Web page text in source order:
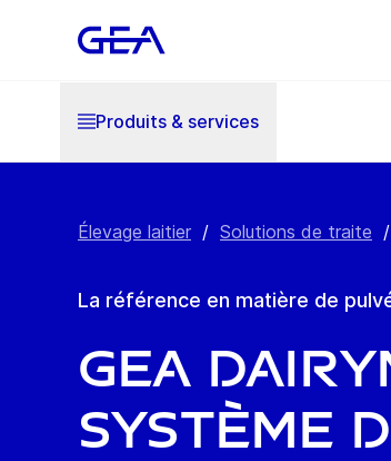
Produits & services
Élevage laitier / Solutions de traite /
La référence en matière de
GEA
Système